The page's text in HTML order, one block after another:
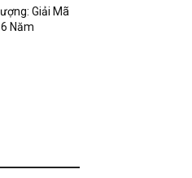
Giải Mã
Năm